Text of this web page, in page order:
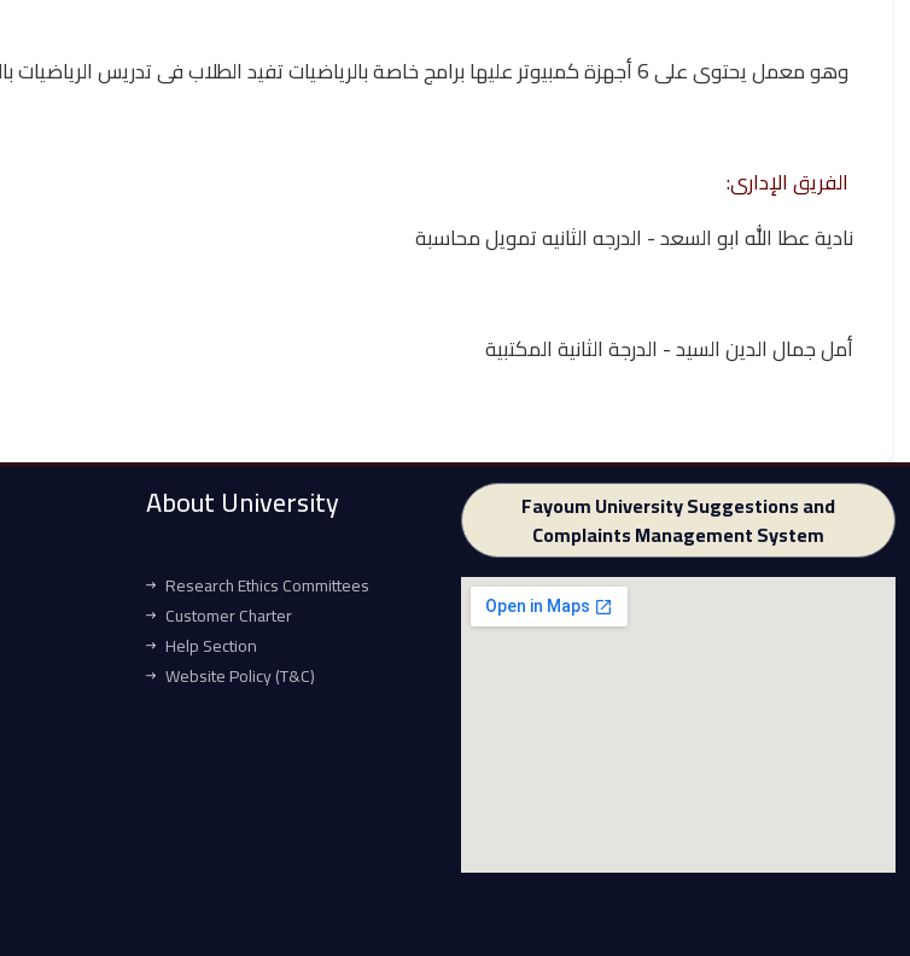
وهو معمل يحتوى على 6 أجهزة كمبيوتر عليها برامج خاصة بالرياضيات تفيد الطلاب فى تدريس الرياضيات بالمدرسة
الفريق الإدارى:
نادية عطا الله ابو السعد - الدرجه الثانيه تمويل محاسبة
أمل جمال الدين السيد - الدرجة الثانية المكتبية
About University
Research Ethics Committees
Customer Charter
Help Section
Website Policy (T&C)
Fayoum University Suggestions and
Complaints Management System